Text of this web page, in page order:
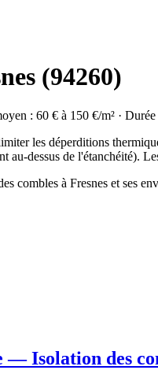
(94260)
: 60 € à 150 €/m² ·
les déperditions
dessus de l'étanchéité).
combles à Fresnes et ses
Isolation des